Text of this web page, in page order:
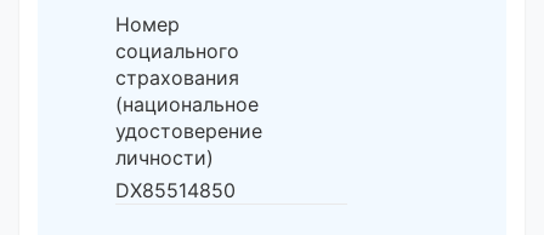
Номер
социального
страхования
(национальное
удостоверение
личности)
DX85514850